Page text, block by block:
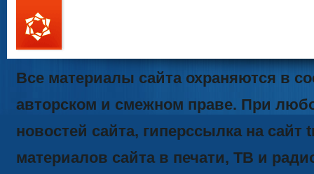
111
Все материалы сайта охраняются в
авторском и смежном праве. При
новостей сайта, гиперссылка на
материалов сайта в печати, ТВ и